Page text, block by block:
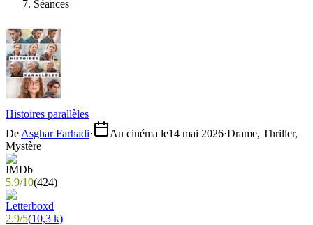
Séances
Histoires parallèles
De Asghar Farhadi· Au cinéma le14 mai 2026·Drame, Thriller,
Mystère
5.9/10(424)
2.9/5(10,3 k)